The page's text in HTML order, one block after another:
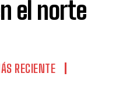
el norte
RECIENTE